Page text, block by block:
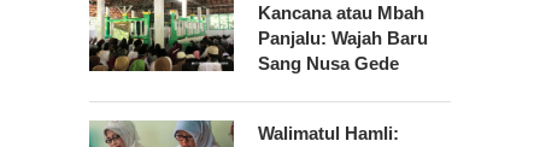
Kancana atau Mbah
Panjalu: Wajah Baru
Sang Nusa Gede
Walimatul Hamli: